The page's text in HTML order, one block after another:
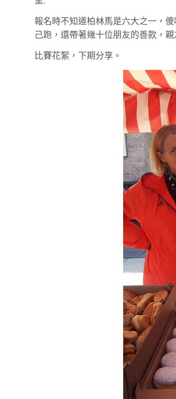
報名時不知道柏林馬是六大之一，
己跑，還帶著幾十位朋友的善款，
比賽花絮，下期分享。